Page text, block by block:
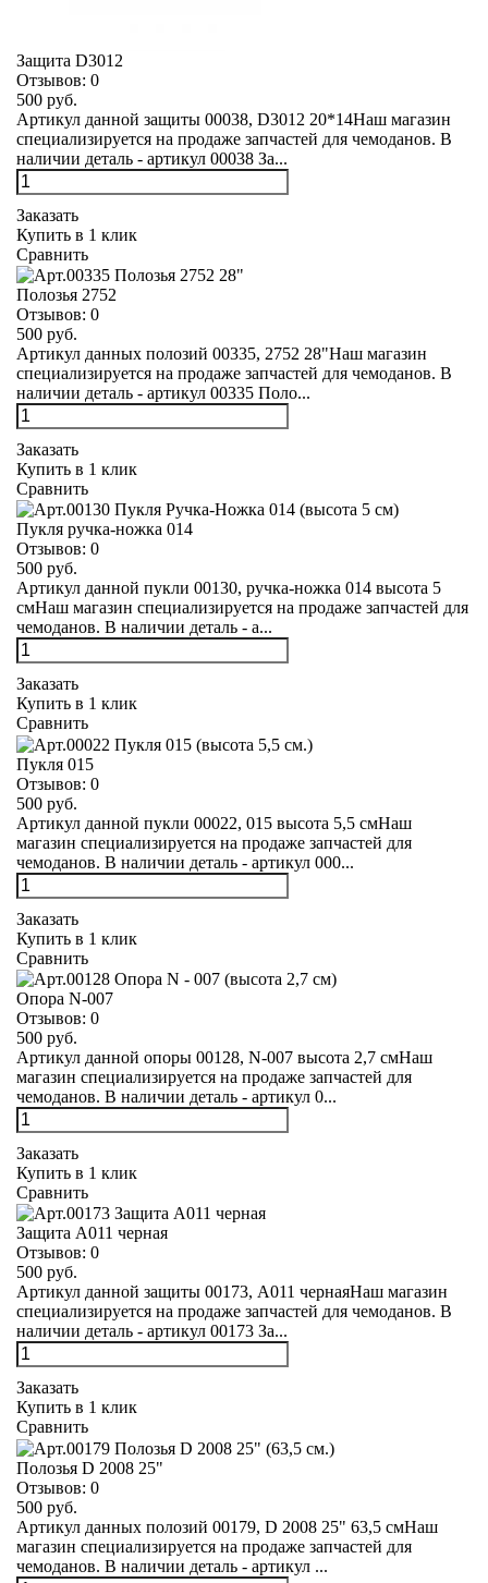
Защита D3012
Отзывов: 0
500 руб.
Артикул данной защиты 00038, D3012 20*14Наш магазин
специализируется на продаже запчастей для чемоданов. В
наличии деталь - артикул 00038 За...
Заказать
Купить в 1 клик
Сравнить
Полозья 2752
Отзывов: 0
500 руб.
Артикул данных полозий 00335, 2752 28"Наш магазин
специализируется на продаже запчастей для чемоданов. В
наличии деталь - артикул 00335 Поло...
Заказать
Купить в 1 клик
Сравнить
Пукля ручка-ножка 014
Отзывов: 0
500 руб.
Артикул данной пукли 00130, ручка-ножка 014 высота 5
смНаш магазин специализируется на продаже запчастей для
чемоданов. В наличии деталь - а...
Заказать
Купить в 1 клик
Сравнить
Пукля 015
Отзывов: 0
500 руб.
Артикул данной пукли 00022, 015 высота 5,5 смНаш
магазин специализируется на продаже запчастей для
чемоданов. В наличии деталь - артикул 000...
Заказать
Купить в 1 клик
Сравнить
Опора N-007
Отзывов: 0
500 руб.
Артикул данной опоры 00128, N-007 высота 2,7 смНаш
магазин специализируется на продаже запчастей для
чемоданов. В наличии деталь - артикул 0...
Заказать
Купить в 1 клик
Сравнить
Защита А011 черная
Отзывов: 0
500 руб.
Артикул данной защиты 00173, А011 чернаяНаш магазин
специализируется на продаже запчастей для чемоданов. В
наличии деталь - артикул 00173 За...
Заказать
Купить в 1 клик
Сравнить
Полозья D 2008 25"
Отзывов: 0
500 руб.
Артикул данных полозий 00179, D 2008 25" 63,5 смНаш
магазин специализируется на продаже запчастей для
чемоданов. В наличии деталь - артикул ...